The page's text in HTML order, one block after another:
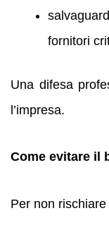
fornitori
Una difesa
l’impresa.
Come evitare il
Per non